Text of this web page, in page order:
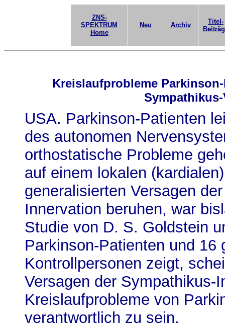
ZNS-
SPEKTRUM
Home
Neu Archiv
Titel-
Kreislaufprobleme
Sympathikus-
USA. Parkinson-Patienten
des autonomen
orthostatische Probleme
auf einem lokalen
generalisierten Versagen
Innervation beruhen, war
Studie von D. S. Goldstein
Parkinson-Patienten und 16
Kontrollpersonen zeigt,
Versagen der Sympathikus-
Kreislaufprobleme von
verantwortlich zu sein.